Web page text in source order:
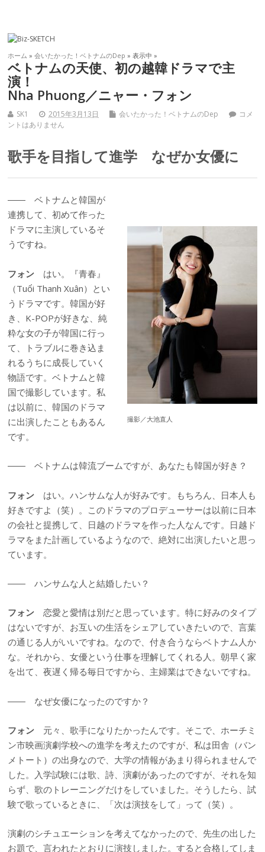
ホーム »会いたかった！ベトナムのDep » 表示中 »
ベトナムの天使、初の越韓ドラマで主
演！
Nha Phuong／ニャー・フォン
SK1 2015年3月13日 会いたかった！ベトナムのDep
コメ
ントはありません
歌手を目指して進学 なぜか女優に
撮影／大池直人
―― ベトナムと韓国が
連携して、初めて作った
ドラマに主演しているそ
うですね。
フォン はい。『青春』
（Tuổi Thanh Xuân）とい
うドラマです。韓国が好
き、K-POPが好きな、純
粋な女の子が韓国に行っ
て、トラブルに巻き込ま
れるうちに成長していく
物語です。ベトナムと韓
国で撮影しています。私
は以前に、韓国のドラマ
に出演したこともあるん
です。
―― ベトナムは韓流ブームですが、あなたも韓国が好き？
フォン はい。ハンサムな人が好みです。もちろん、日本人も
好きですよ（笑）。このドラマのプロデューサーは以前に日本
の会社と提携して、日越のドラマを作った人なんです。日越ド
ラマをまた計画しているようなので、絶対に出演したいと思っ
ています。
―― ハンサムな人と結婚したい？
フォン 恋愛と愛情は別だと思っています。特に好みのタイプ
はないですが、お互いの生活をシェアしていきたいので、言葉
の通じる人がいいですね。なので、付き合うならベトナム人か
な。それから、女優という仕事を理解してくれる人。朝早く家
を出て、夜遅く帰る毎日ですから、主婦業はできないですね。
―― なぜ女優になったのですか？
フォン 元々、歌手になりたかったんです。そこで、ホーチミ
ン市映画演劇学校への進学を考えたのですが、私は田舎（バン
メトート）の出身なので、大学の情報があまり得られませんで
した。入学試験には歌、詩、演劇があったのですが、それを知
らず、歌のトレーニングだけをしていました。そうしたら、試
験で歌っているときに、「次は演技をして」って（笑）。
演劇のシチュエーションを考えてなかったので、先生の出した
お題で、言われたとおりに演技しました。すると合格してしま